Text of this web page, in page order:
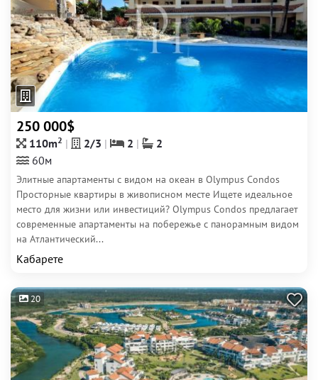
250 000$
110m2 2/3 2
2
60м
Элитные апартаменты с видом на океан в Olympus Condos
Просторные квартиры в живописном месте Ищете идеальное
место для жизни или инвестиций? Olympus Condos предлагает
современные апартаменты на побережье с панорамным видом
на Атлантический...
Кабарете
20